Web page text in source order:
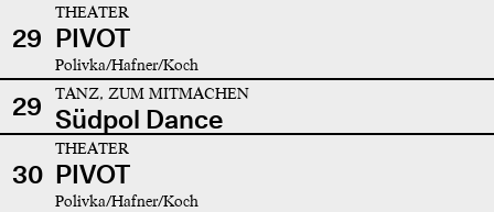
29
THEATER
PIVOT
Polivka/Hafner/Koch
29 TANZ, ZUM MITMACHEN
Südpol Dance
30
THEATER
PIVOT
Polivka/Hafner/Koch